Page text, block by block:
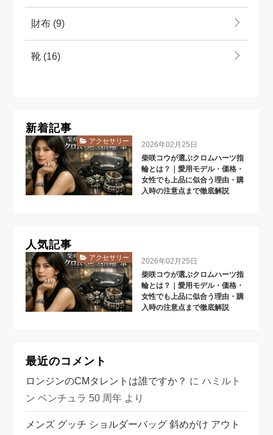
財布 (9)
靴 (16)
新着記事
アクセサリー
2026年02月25日
柴咲コウが選ぶクロムハーツ指
輪とは？｜愛用モデル・価格・
女性でも上品に似合う理由・購
入時の注意点まで徹底解説
人気記事
アクセサリー
2026年02月25日
柴咲コウが選ぶクロムハーツ指
輪とは？｜愛用モデル・価格・
女性でも上品に似合う理由・購
入時の注意点まで徹底解説
最近のコメント
ロンジンのCMタレントは誰ですか？ にハミルト
ン ベンチュラ 50 周年 より
メンズ グッチ ショルダーバッグ 斜めがけ アウト